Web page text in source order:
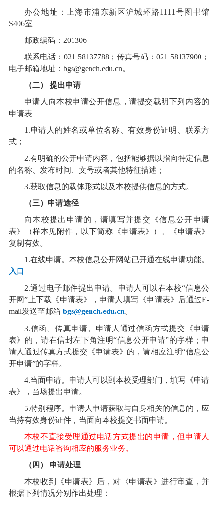
办公地址：上海市浦东新区沪城环路1111号图书馆
S406室
邮政编码：201306
联系电话：021-58137788；传真号码：021-58137900；
电子邮箱地址： bgs@gench.edu.cn。
（二） 提出申请
申请人向本校申请公开信息，请提交载明下列内容的
申请表：
1.申请人的姓名或单位名称、有效身份证明、联系方
式；
2.有明确的公开申请内容，包括能够据以指向特定信息
的名称、发布时间、文号或者其他特征描述；
3.获取信息的载体形式以及本校提供信息的方式。
（三）申请途径
向本校提出申请的，请填写并提交《信息公开申请
表》（样本见附件，以下简称《申请表》）。《申请表》
复制有效。
1.在线申请。本校信息公开网站已开通在线申请功能。
入口
2.通过电子邮件提出申请。申请人可以在本校“信息公
开网”上下载《申请表》，申请人填写《申请表》后通过E-
mail发送至邮箱 bgs@gench.edu.cn。
3.信函、传真申请。申请人通过信函方式提交《申请
表》的，请在信封左下角注明“信息公开申请”的字样；申
请人通过传真方式提交《申请表》的，请相应注明“信息公
开申请”的字样。
4.当面申请。申请人可以到本校受理部门，填写《申请
表》，当场提出申请。
5.特别程序。申请人申请获取与自身相关的信息的，应
当持有效身份证件，当面向本校提交书面申请。
本校不直接受理通过电话方式提出的申请，但申请人
可以通过电话咨询相应的服务业务。
（四） 申请处理
本校收到《申请表》后，对《申请表》进行审查，并
根据下列情况分别作出处理：